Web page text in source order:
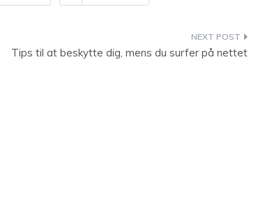
Tips til at beskytte dig, mens du surfer på nettet